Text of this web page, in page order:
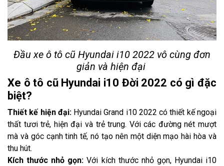
Đầu xe ô tô cũ Hyundai i10 2022 vô cùng đơn
giản và hiện đại
Xe ô tô cũ Hyundai i10 Đời 2022 có gì đặc
biệt?
Thiết kế hiện đại:Hyundai Grand i10 2022 có thiết kế ngoại
thất tươi trẻ, hiện đại và trẻ trung. Với các đường nét mượt
mà và góc cạnh tinh tế, nó tạo nên một diện mạo hài hòa và
thu hút.
Kích thước nhỏ gọn: Với kích thước nhỏ gọn, Hyundai i10